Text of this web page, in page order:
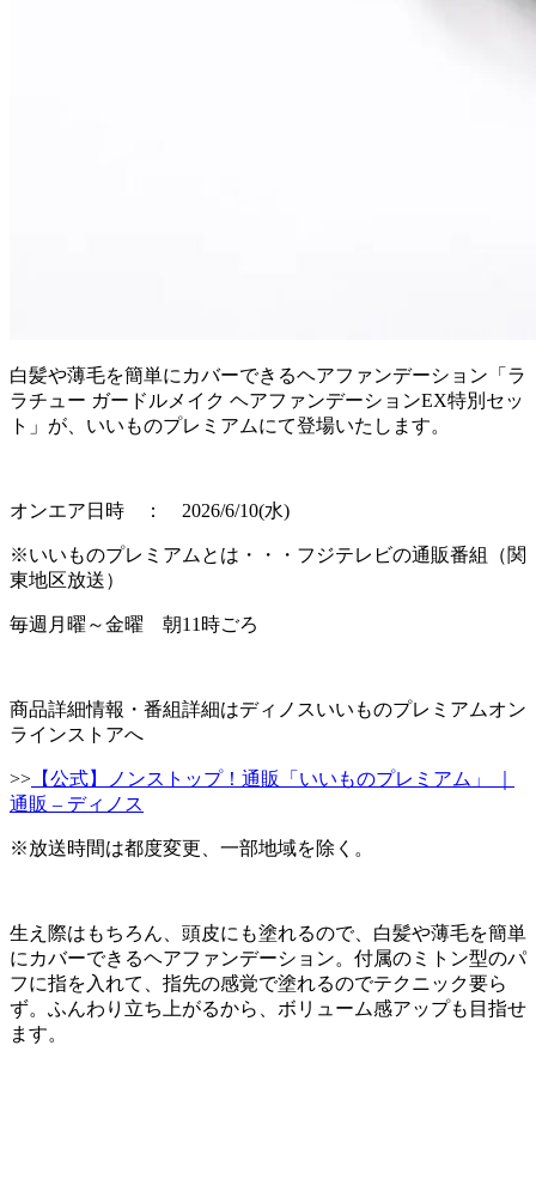
白髪や薄毛を簡単にカバーできるヘアファンデーション「ラ
ラチュー ガードルメイク ヘアファンデーションEX特別セッ
ト」が、いいものプレミアムにて登場いたします。
オンエア日時 ： 2026/6/10(水)
※いいものプレミアムとは・・・フジテレビの通販番組（関
東地区放送）
毎週月曜～金曜 朝11時ごろ
商品詳細情報・番組詳細はディノスいいものプレミアムオン
ラインストアへ
>> 【公式】ノンストップ！通販「いいものプレミアム」 ｜
通販 – ディノス
※放送時間は都度変更、一部地域を除く。
生え際はもちろん、頭皮にも塗れるので、白髪や薄毛を簡単
にカバーできるヘアファンデーション。付属のミトン型のパ
フに指を入れて、指先の感覚で塗れるのでテクニック要ら
ず。ふんわり立ち上がるから、ボリューム感アップも目指せ
ます。